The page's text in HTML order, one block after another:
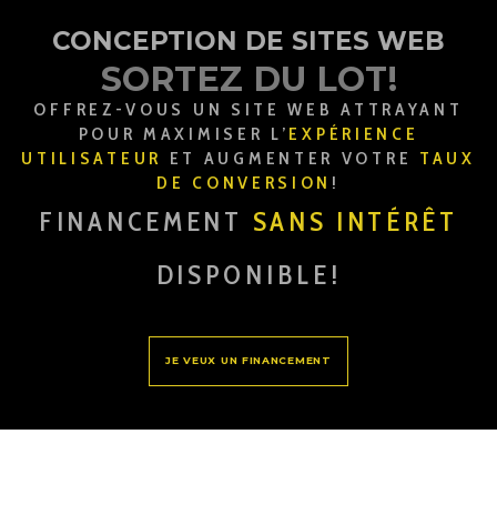
CONCEPTION DE SITES WEB
SORTEZ DU LOT!
OFFREZ-VOUS UN SITE WEB ATTRAYANT
POUR MAXIMISER L’ EXPÉRIENCE
UTILISATEUR ET AUGMENTER VOTRE TAUX
DE CONVERSION !
FINANCEMENT SANS INTÉRÊT
DISPONIBLE!
JE VEUX UN FINANCEMENT